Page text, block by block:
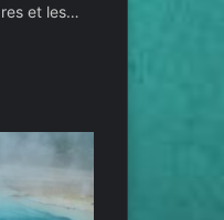
et les…